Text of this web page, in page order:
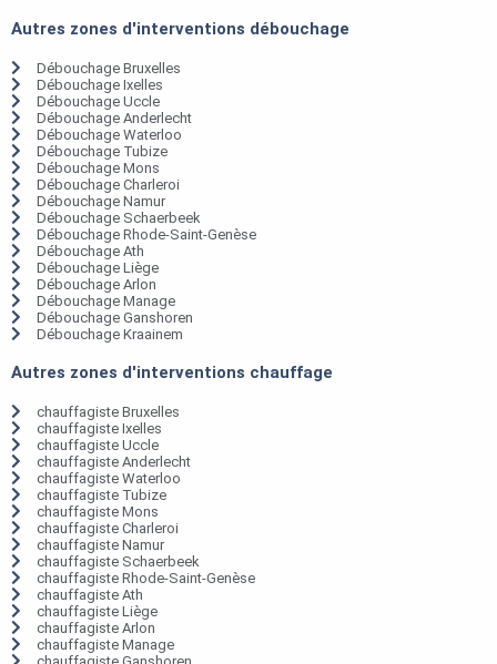
Autres zones d'interventions débouchage
Débouchage Bruxelles
Débouchage Ixelles
Débouchage Uccle
Débouchage Anderlecht
Débouchage Waterloo
Débouchage Tubize
Débouchage Mons
Débouchage Charleroi
Débouchage Namur
Débouchage Schaerbeek
Débouchage Rhode-Saint-Genèse
Débouchage Ath
Débouchage Liège
Débouchage Arlon
Débouchage Manage
Débouchage Ganshoren
Débouchage Kraainem
Autres zones d'interventions chauffage
chauffagiste Bruxelles
chauffagiste Ixelles
chauffagiste Uccle
chauffagiste Anderlecht
chauffagiste Waterloo
chauffagiste Tubize
chauffagiste Mons
chauffagiste Charleroi
chauffagiste Namur
chauffagiste Schaerbeek
chauffagiste Rhode-Saint-Genèse
chauffagiste Ath
chauffagiste Liège
chauffagiste Arlon
chauffagiste Manage